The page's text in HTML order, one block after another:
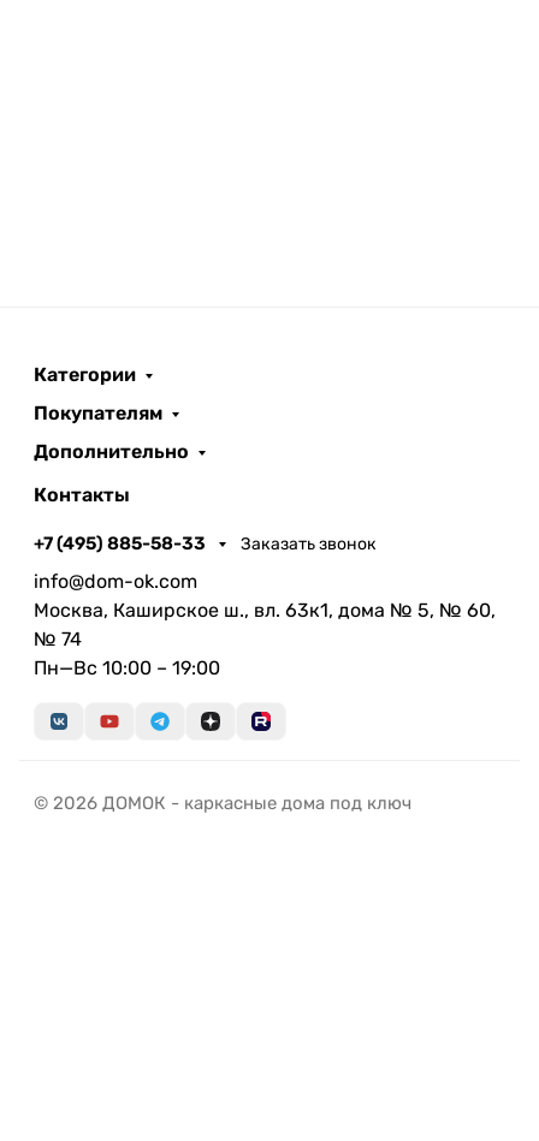
Категории
Покупателям
Дополнительно
Контакты
+7 (495) 885-58-33 Заказать звонок
info@dom-ok.com
Москва, Каширское ш., вл. 63к1, дома № 5, № 60,
№ 74
Пн—Вс 10:00 – 19:00
© 2026 ДОМОК - каркасные дома под ключ